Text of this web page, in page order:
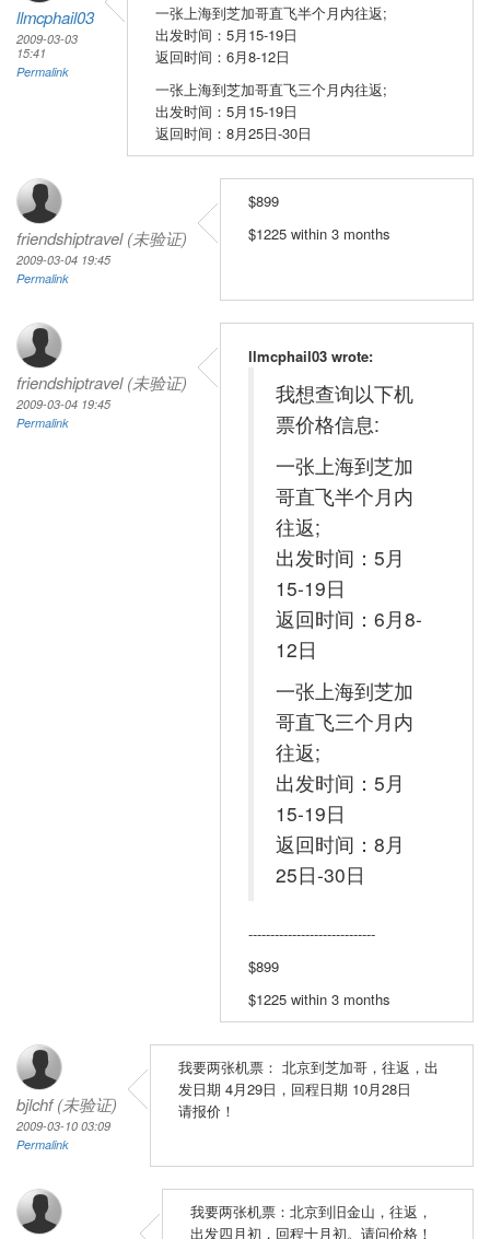
llmcphail03
2009-03-03
15:41
Permalink
一张上海到芝加哥直飞半个月内往返;
出发时间：5月15-19日
返回时间：6月8-12日
一张上海到芝加哥直飞三个月内往返;
出发时间：5月15-19日
返回时间：8月25日-30日
friendshiptravel (未验证)
2009-03-04 19:45
Permalink
$899
$1225 within 3 months
friendshiptravel (未验证)
2009-03-04 19:45
Permalink
llmcphail03 wrote:
我想查询以下机
票价格信息:
一张上海到芝加
哥直飞半个月内
往返;
出发时间：5月
15-19日
返回时间：6月8-
12日
一张上海到芝加
哥直飞三个月内
往返;
出发时间：5月
15-19日
返回时间：8月
25日-30日
-----------------------------
$899
$1225 within 3 months
bjlchf (未验证)
2009-03-10 03:09
Permalink
我要两张机票： 北京到芝加哥，往返，出
发日期 4月29日，回程日期 10月28日
请报价！
我要两张机票：北京到旧金山，往返，
出发四月初，回程十月初。请问价格！